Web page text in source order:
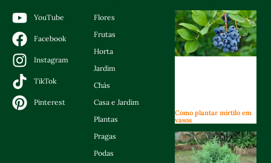
YouTube
Facebook
Instagram
TikTok
Pinterest
Flores
Frutas
Horta
Jardim
Chás
Casa e Jardim
Plantas
Pragas
Podas
Como plantar mirtilo em
vasos